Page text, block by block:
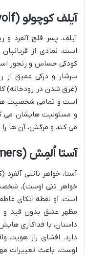
آیلف کوچولو (Little Eyolf)
آیلف، پسر فلج آلفرد و
است، نمادی از
کودکی حساس و رنجور
سرشار و درکی عمیق از
(غرق شدن در رودخانه)
است و تمامی شخصیت ها
و مسئولیت هایشان می
می کند و مرگش، آن ها را
آستا اُلمِش (Asta Allmers)
آستا، خواهر ناتنی
خواهر تنی اوست)،
است. او نقطه اتکای
مظهر عشق بدون قید و
داستان، با فداکاری
دارد. افشای راز هویت
اوست، باعث تغییرات